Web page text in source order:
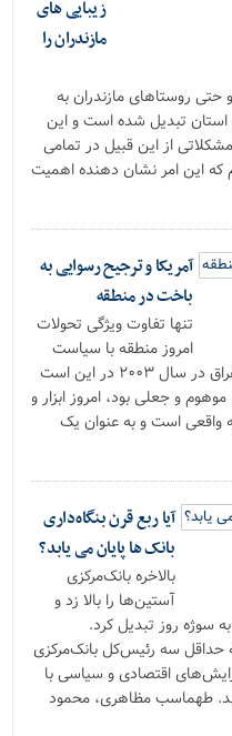
زیبایی های
مازندران را
روستاهای مازندران به
تبدیل شده است و این
از این قبیل در تمامی
که این امر نشان دهنده اهمیت
آمریکا و ترجیح رسوایی به
باخت در منطقه
تنها تفاوت ویژگی تحولات
امروز منطقه با سیاست
هجومی آمریکا از سال ۲۰۰۱ و اشغال عراق در سال ۲۰۰۳ در این است
اشغال، موهوم و جعلی بود، امروز ابزار و
واقعی است و به عنوان یک
آیا ربع قرن بنگاه‌داری
بانک ها پایان می یابد؟
بالاخره بانک‌مرکزی
آستین‌ها را بالا زد و
روز تبدیل کرد.
حداقل سه رئیس‌کل بانک‌مرکزی
اقتصادی و سیاسی با
طهماسب مظاهری، محمود